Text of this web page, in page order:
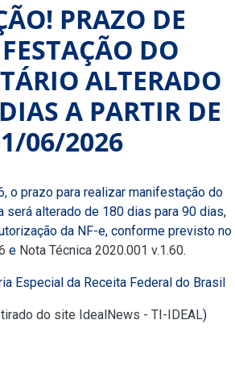
PRAZO DE
DO
ALTERADO
A PARTIR DE
06/2026
o prazo para realizar manifestação do
será alterado de 180 dias para 90 dias,
da NF-e, conforme previsto no
e Nota Técnica 2020.001 v.1.60.
Especial da Receita Federal do Brasil
do site IdealNews - TI-IDEAL)